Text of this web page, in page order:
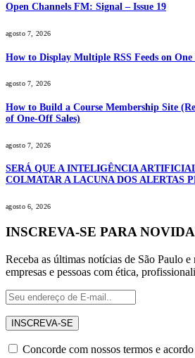
Open Channels FM: Signal – Issue 19
agosto 7, 2026
How to Display Multiple RSS Feeds on One
agosto 7, 2026
How to Build a Course Membership Site
of One-Off Sales)
agosto 7, 2026
SERÁ QUE A INTELIGÊNCIA
COLMATAR A LACUNA DOS ALERTAS
agosto 6, 2026
INSCREVA-SE PARA
Receba as últimas notícias de São Paulo
empresas e pessoas com ética,
Concorde com nossos termos e